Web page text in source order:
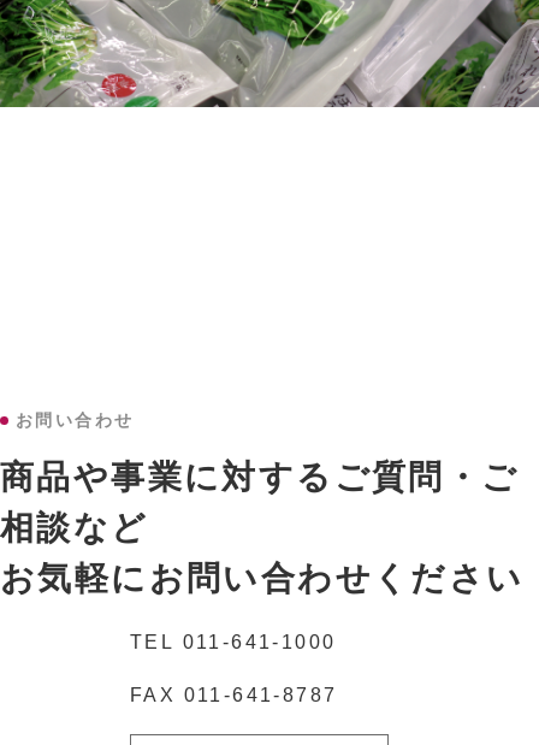
お問い合わせ
商品や事業に対するご質問・ご
相談など
お気軽にお問い合わせください
TEL 011-641-1000
FAX 011-641-8787